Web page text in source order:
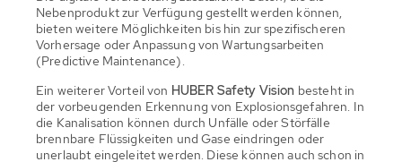
Nebenprodukt zur Verfügung gestellt werden können,
bieten weitere Möglichkeiten bis hin zur spezifischeren
Vorhersage oder Anpassung von Wartungsarbeiten
(Predictive Maintenance).
Ein weiterer Vorteil von HUBER Safety Vision besteht in
der vorbeugenden Erkennung von Explosionsgefahren. In
die Kanalisation können durch Unfälle oder Störfälle
brennbare Flüssigkeiten und Gase eindringen oder
unerlaubt eingeleitet werden. Diese können auch schon in